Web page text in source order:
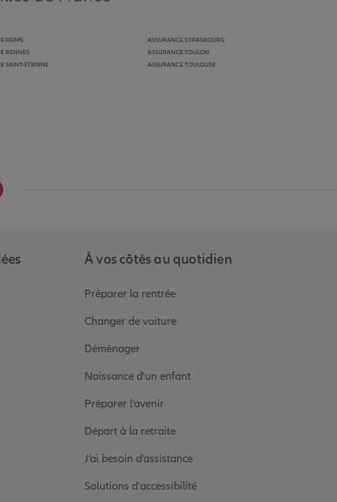
REIMS
RENNES
SAINT-ÉTIENNE
ASSURANCE STRASBOURG
ASSURANCE TOULON
ASSURANCE TOULOUSE
Allianzde Allianz
page Youtube de Allianz
sur la page Instagram de Allianz
À vos côtés au quotidien
Préparer la rentrée
Changer de voiture
Déménager
Naissance d'un enfant
Préparer l’avenir
Départ à la retraite
J’ai besoin d’assistance
Solutions d'accessibilité